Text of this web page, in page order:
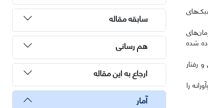
شده
رفتار
را
سابقه مقاله
هم رسانی
ارجاع به این مقاله
آمار